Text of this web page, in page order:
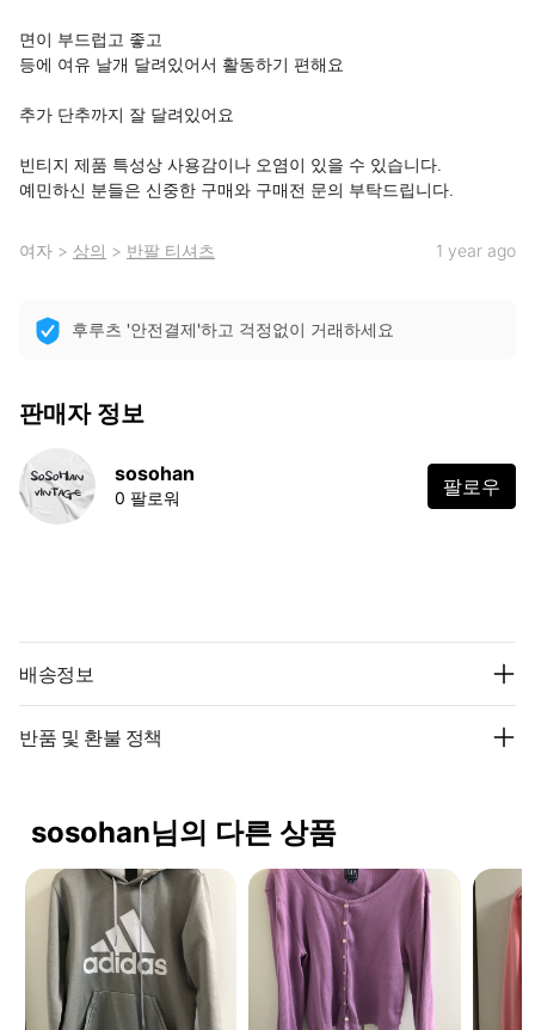
면이 부드럽고 좋고
등에 여유 날개 달려있어서 활동하기 편해요
추가 단추까지 잘 달려있어요
빈티지 제품 특성상 사용감이나 오염이 있을 수 있습니다.
예민하신 분들은 신중한 구매와 구매전 문의 부탁드립니다.
여자 > 상의 > 반팔 티셔츠 1 year ago
후루츠 '안전결제'하고 걱정없이 거래하세요
판매자 정보
sosohan
0 팔로워 팔로우
배송정보
반품 및 환불 정책
sosohan님의 다른 상품